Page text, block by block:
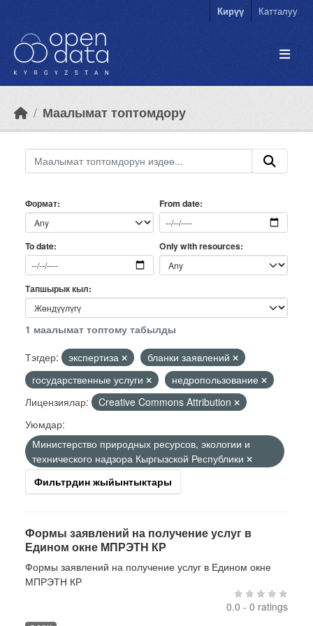
Кирүү Катталуу
Маалымат топтомдору
Формат From date
To date Only with resources
Тапшырык кыл
1 маалымат топтому табылды
Тэгдер:
экспертиза
бланки заявлений
государственные услуги
недропользование
Лицензиялар:
Creative Commons Attribution
Уюмдар:
Министерство природных ресурсов, экологии и
технического надзора Кыргызской Республики
Фильтрдин жыйынтыктары
Формы заявлений на получение услуг в
Едином окне МПРЭТН КР
Формы заявлений на получение услуг в Едином окне
МПРЭТН КР
0.0 - 0 ratings